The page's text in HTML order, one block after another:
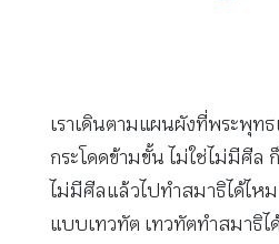
เราเดินตามแผนผังที่พระพุทธ
กระโดดข้ามขั้น ไม่ใช่ไม่มีศีล
ไม่มีศีลแล้วไปทำสมาธิได้ไห
แบบเทวทัต เทวทัตทำสมาธิไ